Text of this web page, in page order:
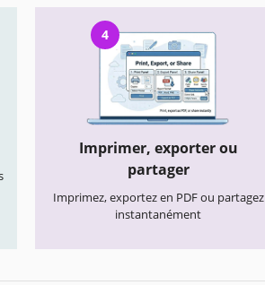
4
Imprimer, exporter ou
partager
Imprimez, exportez en PDF ou partagez
instantanément